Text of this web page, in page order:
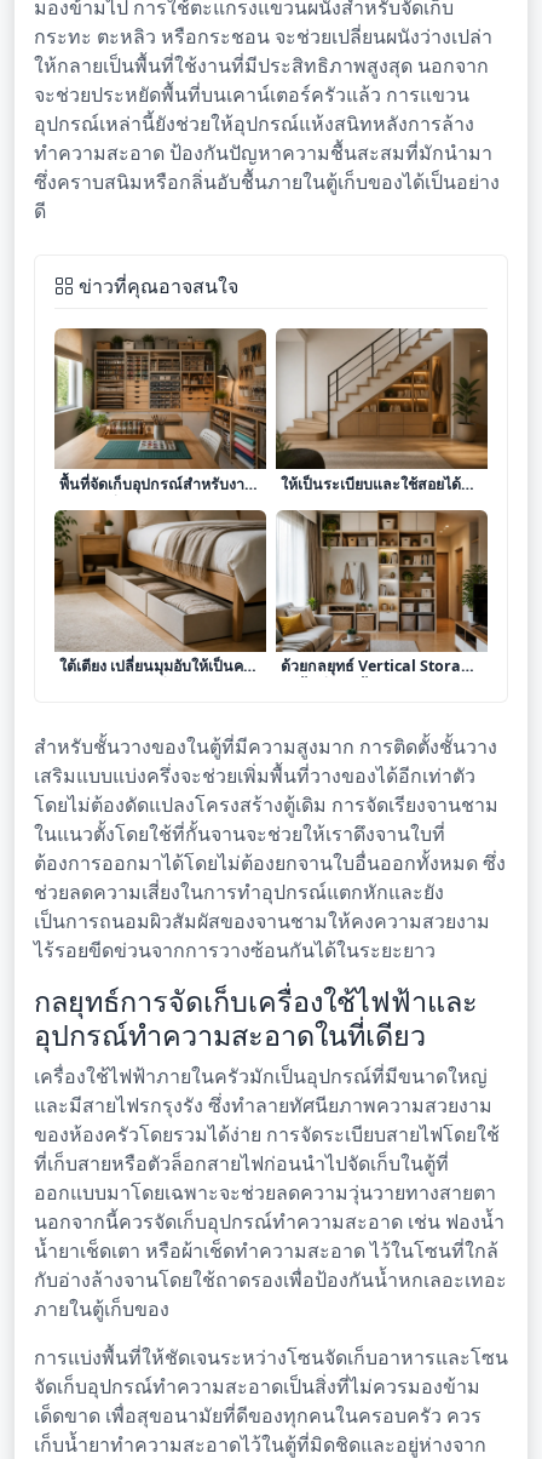
มองข้ามไป การใช้ตะแกรงแขวนผนังสำหรับจัดเก็บ
กระทะ ตะหลิว หรือกระชอน จะช่วยเปลี่ยนผนังว่างเปล่า
ให้กลายเป็นพื้นที่ใช้งานที่มีประสิทธิภาพสูงสุด นอกจาก
จะช่วยประหยัดพื้นที่บนเคาน์เตอร์ครัวแล้ว การแขวน
อุปกรณ์เหล่านี้ยังช่วยให้อุปกรณ์แห้งสนิทหลังการล้าง
ทำความสะอาด ป้องกันปัญหาความชื้นสะสมที่มักนำมา
ซึ่งคราบสนิมหรือกลิ่นอับชื้นภายในตู้เก็บของได้เป็นอย่าง
ดี
ข่าวที่คุณอาจสนใจ
ศิลปะการออกแบบและจัดการ
พื้นที่จัดเก็บอุปกรณ์สำหรับงาน
อดิเรก เพื่อความเป็นระเบียบ
และสร้างสรรค์
ศิลปะการจัดการพื้นที่ใต้บันได
ให้เป็นระเบียบและใช้สอยได้
อย่างคุ้มค่า
ศิลปะการจัดการพื้นที่เก็บของ
ใต้เตียง เปลี่ยนมุมอับให้เป็นคลัง
เคล็ดลับการจัดระเบียบบ้าน
ด้วยกลยุทธ์ Vertical Storage
สำหรับชั้นวางของในตู้ที่มีความสูงมาก การติดตั้งชั้นวาง
เสริมแบบแบ่งครึ่งจะช่วยเพิ่มพื้นที่วางของได้อีกเท่าตัว
โดยไม่ต้องดัดแปลงโครงสร้างตู้เดิม การจัดเรียงจานชาม
ในแนวตั้งโดยใช้ที่กั้นจานจะช่วยให้เราดึงจานใบที่
ต้องการออกมาได้โดยไม่ต้องยกจานใบอื่นออกทั้งหมด ซึ่ง
ช่วยลดความเสี่ยงในการทำอุปกรณ์แตกหักและยัง
เป็นการถนอมผิวสัมผัสของจานชามให้คงความสวยงาม
ไร้รอยขีดข่วนจากการวางซ้อนกันได้ในระยะยาว
กลยุทธ์การจัดเก็บเครื่องใช้ไฟฟ้าและ
อุปกรณ์ทำความสะอาดในที่เดียว
เครื่องใช้ไฟฟ้าภายในครัวมักเป็นอุปกรณ์ที่มีขนาดใหญ่
และมีสายไฟรกรุงรัง ซึ่งทำลายทัศนียภาพความสวยงาม
ของห้องครัวโดยรวมได้ง่าย การจัดระเบียบสายไฟโดยใช้
ที่เก็บสายหรือตัวล็อกสายไฟก่อนนำไปจัดเก็บในตู้ที่
ออกแบบมาโดยเฉพาะจะช่วยลดความวุ่นวายทางสายตา
นอกจากนี้ควรจัดเก็บอุปกรณ์ทำความสะอาด เช่น ฟองน้ำ
น้ำยาเช็ดเตา หรือผ้าเช็ดทำความสะอาด ไว้ในโซนที่ใกล้
กับอ่างล้างจานโดยใช้ถาดรองเพื่อป้องกันน้ำหกเลอะเทอะ
ภายในตู้เก็บของ
การแบ่งพื้นที่ให้ชัดเจนระหว่างโซนจัดเก็บอาหารและโซน
จัดเก็บอุปกรณ์ทำความสะอาดเป็นสิ่งที่ไม่ควรมองข้าม
เด็ดขาด เพื่อสุขอนามัยที่ดีของทุกคนในครอบครัว ควร
เก็บน้ำยาทำความสะอาดไว้ในตู้ที่มิดชิดและอยู่ห่างจาก